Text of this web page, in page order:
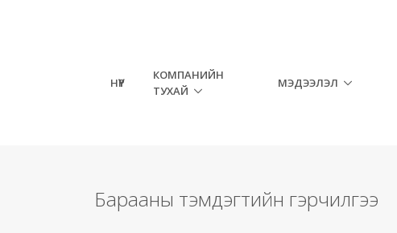
НҮҮР
КОМПАНИЙН
ТУХАЙ
МЭДЭЭЛЭЛ
Барааны тэмдэгтийн гэрчилгээ